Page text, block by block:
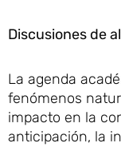
Discusiones de
La agenda
fenómenos
impacto en la
anticipación, la